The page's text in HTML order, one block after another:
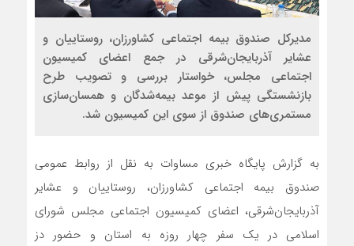
مدیرکل صندوق بیمه اجتماعی کشاورزان، روستاییان و
عشایر آذربایجان‌شرقی در جمع اعضای کمیسیون
اجتماعی مجلس، خواستار بررسی و تصویب طرح
بازنشستگی پیش از موعد بیمه‌شدگان و همسان‌سازی
مستمری‌های صندوق از سوی این کمیسیون شد.
به گزارش پایگاه خبری مساوات به نقل از روابط عمومی
صندوق بیمه اجتماعی کشاورزان، روستاییان و عشایر
آذربایجان‌شرقی، اعضای کمیسیون اجتماعی مجلس شورای
اسلامی در یک سفر چهار روزه به استان و حضور دز